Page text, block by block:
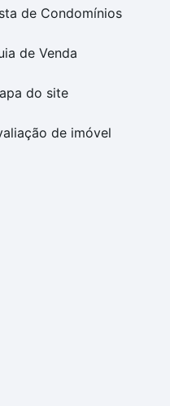
de Condomínios
de Venda
do site
de imóvel